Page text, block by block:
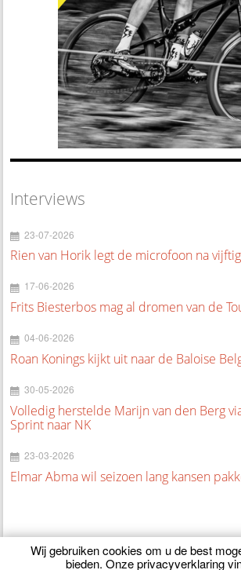
Interviews
23-07-2026
Rien van Horik legt de microfoon na
17-06-2026
Frits Biesterbos mag al dromen van de
04-06-2026
Roan Konings kijkt uit naar de Baloise
30-05-2026
Volledig herstelde Marijn van den Berg
Sprint naar NK
23-03-2026
Elmar Abma wil seizoen lang kansen
Wij gebruiken cookies om u de best
bieden. Onze privacyverklaring